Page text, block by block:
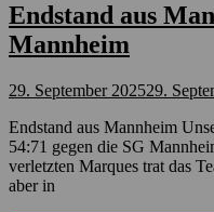
Endstand aus
Mannheim
29. September 202529.
Endstand aus Mannheim Unsere REDS verlieren auswärts mit
54:71 gegen die SG
verletzten Marques trat das
aber in